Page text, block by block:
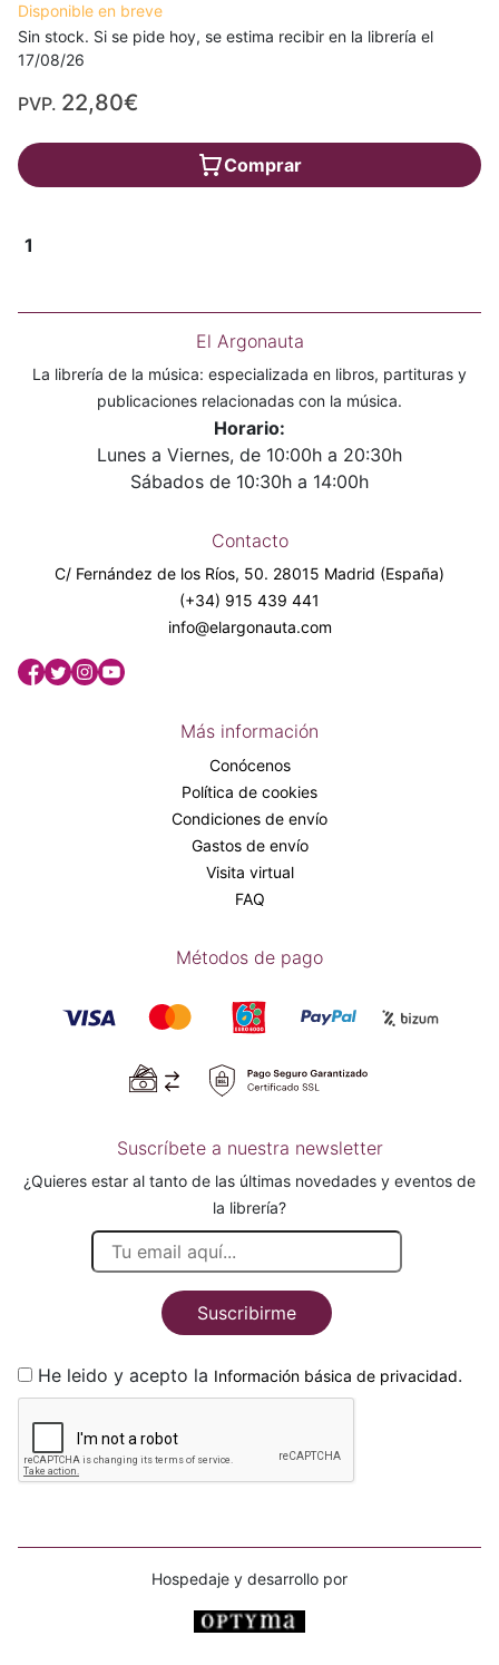
Disponible en breve
Sin stock. Si se pide hoy, se estima recibir en la librería el
17/08/26
PVP. 22,80€
Comprar
1
El Argonauta
La librería de la música: especializada en libros, partituras y
publicaciones relacionadas con la música.
Horario:
Lunes a Viernes, de 10:00h a 20:30h
Sábados de 10:30h a 14:00h
Contacto
C/ Fernández de los Ríos, 50. 28015 Madrid (España)
(+34) 915 439 441
info@elargonauta.com
Más información
Conócenos
Política de cookies
Condiciones de envío
Gastos de envío
Visita virtual
FAQ
Métodos de pago
Suscríbete a nuestra newsletter
¿Quieres estar al tanto de las últimas novedades y eventos de
la librería?
Suscribirme
He leido y acepto la Información básica de privacidad.
Hospedaje y desarrollo por